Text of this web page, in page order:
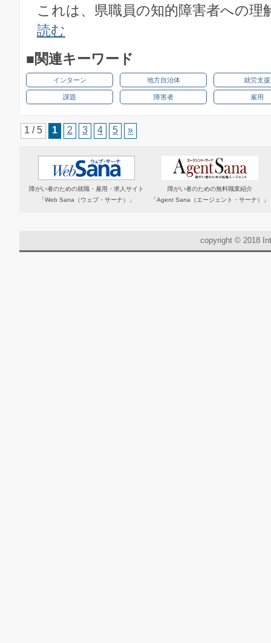
これは、県職員の知的障害者への
読む
■関連キーワード
インターン 地方自治体 就労支援
課題 障害者 雇用
1 / 5 1 2 3 4 5 »
障がい者のための就職・雇用・求人サイト
「Web Sana（ウェブ・サーナ）」
障がい者のための無料職業紹介
「Agent Sana（エージェント・サーナ）」
copyright © 2018